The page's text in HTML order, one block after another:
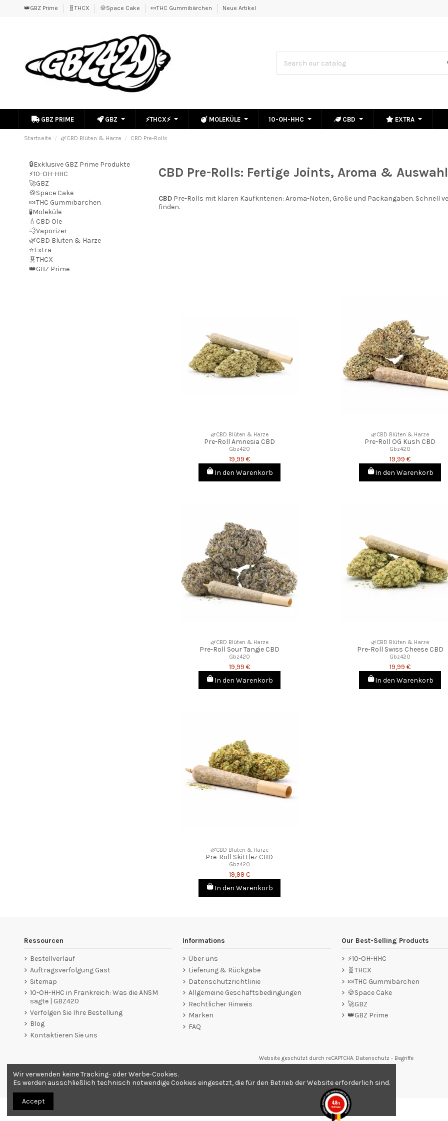
👑GBZ Prime 🧬THCX 🍪Space Cake 🍬THC Gummibärchen Neue Artikel
GBZ PRIME GBZ ⚡THCX⚡ MOLEKÜLE 10-OH-HHC CBD EXTRA
Startseite 🌿CBD Blüten & Harze CBD Pre-Rolls
🔒Exklusive GBZ Prime Produkte
⚡10-OH-HHC
🚀GBZ
🍪Space Cake
🍬THC Gummibärchen
🧪Moleküle
💧CBD Öle
💨Vaporizer
🌿CBD Blüten & Harze
⭐Extra
🧬THCX
👑GBZ Prime
CBD Pre-Rolls: Fertige Joints, Aroma & Auswahl
CBD Pre-Rolls mit klaren Kaufkriterien: Aroma-Noten, Größe und Packangaben. Schnell
finden.
🌿CBD Blüten & Harze
Pre-Roll Amnesia CBD
Gbz420
19,99 €
In den Warenkorb
🌿CBD Blüten & Harze
Pre-Roll OG Kush CBD
Gbz420
19,99 €
In den Warenkorb
🌿CBD Blüten & Harze
Pre-Roll Sour Tangie CBD
Gbz420
19,99 €
In den Warenkorb
🌿CBD Blüten & Harze
Pre-Roll Swiss Cheese CBD
Gbz420
19,99 €
In den Warenkorb
🌿CBD Blüten & Harze
Pre-Roll Skittlez CBD
Gbz420
19,99 €
In den Warenkorb
Ressourcen
Bestellverlauf
Auftragsverfolgung Gast
Sitemap
10-OH-HHC in Frankreich: Was die ANSM
sagte | GBZ420
Verfolgen Sie Ihre Bestellung
Blog
Kontaktieren Sie uns
Informations
Über uns
Lieferung & Rückgabe
Datenschutzrichtlinie
Allgemeine Geschäftsbedingungen
Rechtlicher Hinweis
Marken
FAQ
Our Best-Selling Products
⚡10-OH-HHC
🧬THCX
🍬THC Gummibärchen
🍪Space Cake
🚀GBZ
👑GBZ Prime
Website geschützt durch reCAPTCHA. Datenschutz - Begriffe
Händler zugelassen von Gesellschaft für Garantierte Bewertungen,
Alle Produkte werden als Souvenirs verkauft. Bestellung nur ab 18 Jahren.
Wir verwenden keine Tracking- oder Werbe-Cookies.
Es werden ausschließlich technisch notwendige Cookies eingesetzt, die für den Betrieb der Website erforderlich sind.
Accept 4.8/5
559 Noten